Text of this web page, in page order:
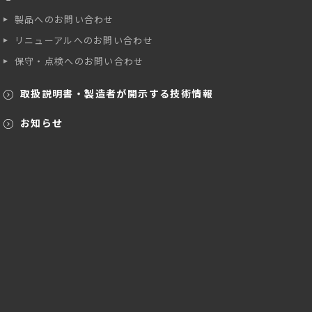
製品へのお問い合わせ
リニューアルへのお問い合わせ
保守・点検へのお問い合わせ
取扱説明書・製造者が開示する技術情報
お知らせ